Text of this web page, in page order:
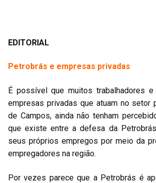
EDITORIAL
Petrobrás e empresas privadas
É possível que muitos trabalhadores e
empresas privadas que atuam no setor
de Campos, ainda não tenham
que existe entre a defesa da
seus próprios empregos por meio da
empregadores na região.
Por vezes parece que a Petrobrás é